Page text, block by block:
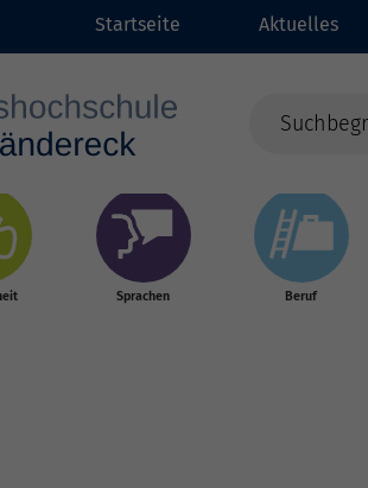
Startseite Aktuelles
Sprachen Beruf